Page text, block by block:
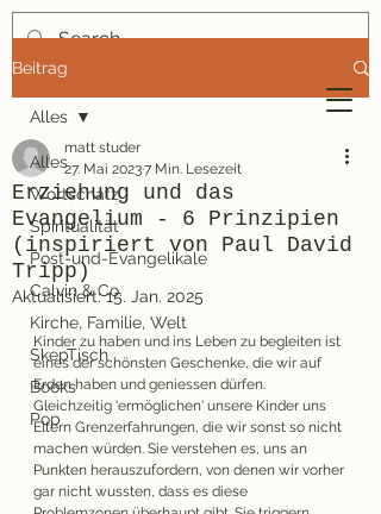
mindmatt
Theologie-Blog für Gernleser
Beitrag
Alles
Wortschatz
Spiritualität
Post-und-Evangelikale
Calvin & Co.
Kirche, Familie, Welt
SkepTisch
Books
Pop
Alles
Erziehung und das
Evangelium - 6 Prinzipien
(inspiriert von Paul David
Tripp)
matt studer
27. Mai 20237 Min. Lesezeit
Aktualisiert:15. Jan. 2025
Kinder zu haben und ins Leben zu begleiten ist
eines der schönsten Geschenke, die wir auf
Erden haben und geniessen dürfen.
Gleichzeitig 'ermöglichen' unsere Kinder uns
Eltern Grenzerfahrungen, die wir sonst so nicht
machen würden. Sie verstehen es, uns an
Punkten herauszufordern, von denen wir vorher
gar nicht wussten, dass es diese